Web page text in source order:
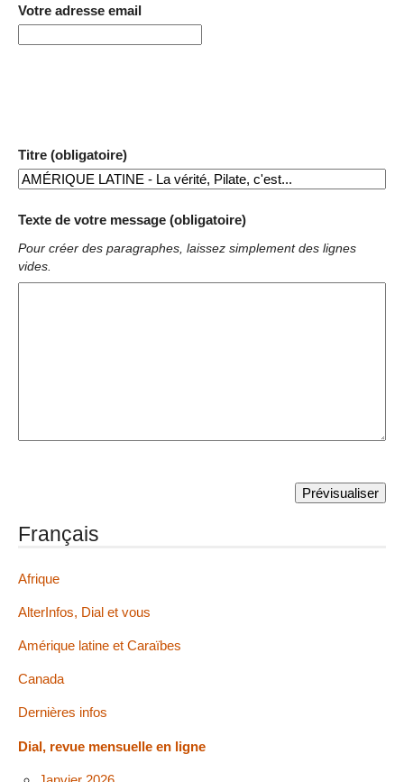
Votre adresse email
Titre (obligatoire)
Texte de votre message (obligatoire)
Pour créer des paragraphes, laissez simplement des lignes
vides.
Français
Afrique
AlterInfos, Dial et vous
Amérique latine et Caraïbes
Canada
Dernières infos
Dial, revue mensuelle en ligne